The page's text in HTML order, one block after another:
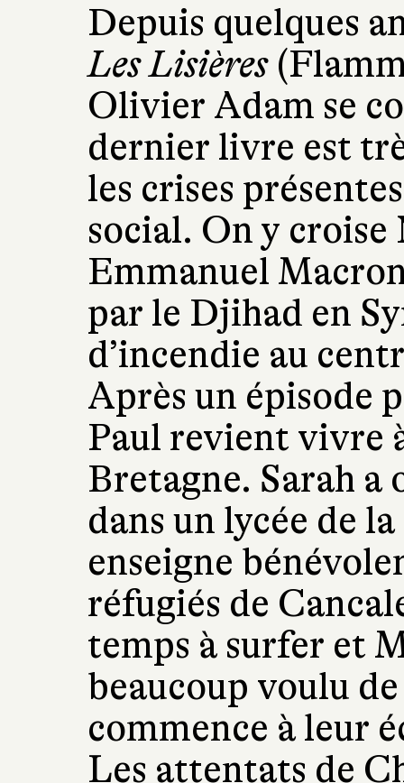
Depuis quelques
Les Lisières
Olivier Adam se
dernier livre est
les crises
social. On y
Emmanuel
par le Djihad en
d’incendie au
Après un épisode
Paul revient vivre
Bretagne. Sarah
dans un lycée de
enseigne
réfugiés de
temps à surfer et
beaucoup voulu
commence à leur
Les attentats de